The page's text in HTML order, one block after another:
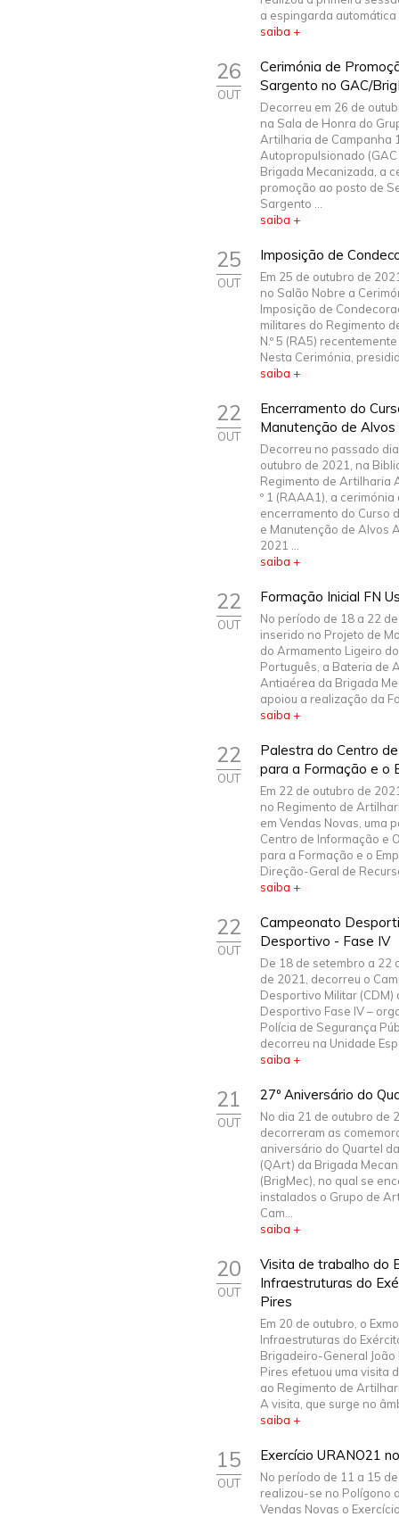
a espingarda automática
saiba +
26
OUT
Cerimónia de
Sargento no GAC/
Decorreu em 26 de
na Sala de Honra do
Artilharia de Campanha
Autopropulsionado
Brigada Mecanizada, a
promoção ao posto de
Sargento ...
saiba +
25
OUT
Imposição de
Em 25 de outubro de
no Salão Nobre a
Imposição de
militares do Regimento
N.º 5 (RA5)
Nesta Cerimónia,
saiba +
22
OUT
Encerramento do
Manutenção de
Decorreu no passado
outubro de 2021, na
Regimento de Artilharia
º 1 (RAAA1), a cerimónia
encerramento do Curso
e Manutenção de Alvos
2021 ...
saiba +
22
OUT
Formação Inicial FN
No período de 18 a 22
inserido no Projeto de
do Armamento Ligeiro
Português, a Bateria de
Antiaérea da Brigada
apoiou a realização da
saiba +
22
OUT
Palestra do Centro
para a Formação e o
Em 22 de outubro de
no Regimento de
em Vendas Novas, uma
Centro de Informação e
para a Formação e o
Direção-Geral de
saiba +
22
OUT
Campeonato
Desportivo - Fase IV
De 18 de setembro a 22
de 2021, decorreu o
Desportivo Militar (CDM)
Desportivo Fase IV –
Polícia de Segurança
decorreu na Unidade
saiba +
21
OUT
27º Aniversário do
No dia 21 de outubro de
decorreram as
aniversário do Quartel
(QArt) da Brigada
(BrigMec), no qual se
instalados o Grupo de
Cam...
saiba +
20
OUT
Visita de trabalho do
Infraestruturas do
Pires
Em 20 de outubro, o
Infraestruturas do
Brigadeiro-General João
Pires efetuou uma visita
ao Regimento de
A visita, que surge no
saiba +
15
OUT
Exercício URANO21
No período de 11 a 15
realizou-se no Polígono
Vendas Novas o